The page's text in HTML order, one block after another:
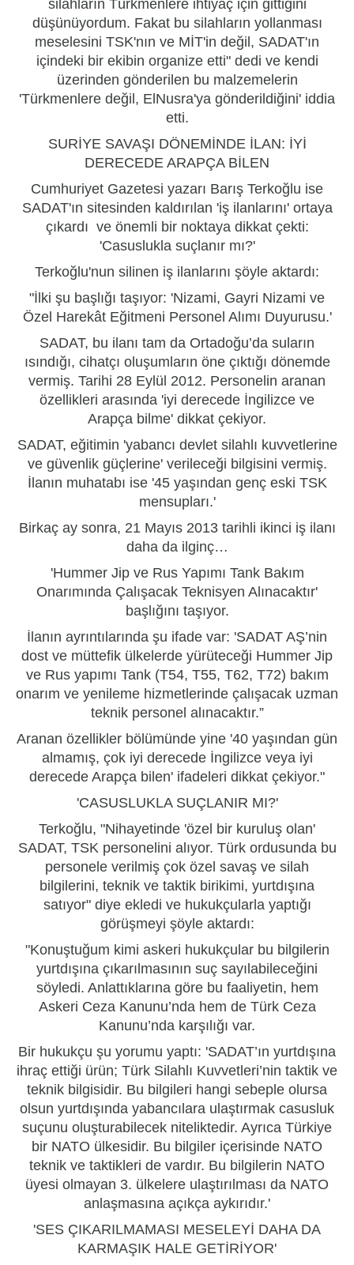
silahların Türkmenlere ihtiyaç için gittiğini
düşünüyordum. Fakat bu silahların yollanması
meselesini TSK'nın ve MİT'in değil, SADAT'ın
içindeki bir ekibin organize etti" dedi ve kendi
üzerinden gönderilen bu malzemelerin
'Türkmenlere değil, ElNusra'ya gönderildiğini' iddia
etti.
SURİYE SAVAŞI DÖNEMİNDE İLAN: İYİ
DERECEDE ARAPÇA BİLEN
Cumhuriyet Gazetesi yazarı Barış Terkoğlu ise
SADAT'ın sitesinden kaldırılan 'iş ilanlarını' ortaya
çıkardı ve önemli bir noktaya dikkat çekti:
'Casuslukla suçlanır mı?'
Terkoğlu'nun silinen iş ilanlarını şöyle aktardı:
"İlki şu başlığı taşıyor: 'Nizami, Gayri Nizami ve
Özel Harekât Eğitmeni Personel Alımı Duyurusu.'
SADAT, bu ilanı tam da Ortadoğu’da suların
ısındığı, cihatçı oluşumların öne çıktığı dönemde
vermiş. Tarihi 28 Eylül 2012. Personelin aranan
özellikleri arasında 'iyi derecede İngilizce ve
Arapça bilme' dikkat çekiyor.
SADAT, eğitimin 'yabancı devlet silahlı kuvvetlerine
ve güvenlik güçlerine' verileceği bilgisini vermiş.
İlanın muhatabı ise '45 yaşından genç eski TSK
mensupları.'
Birkaç ay sonra, 21 Mayıs 2013 tarihli ikinci iş ilanı
daha da ilginç…
'Hummer Jip ve Rus Yapımı Tank Bakım
Onarımında Çalışacak Teknisyen Alınacaktır'
başlığını taşıyor.
İlanın ayrıntılarında şu ifade var: 'SADAT AŞ’nin
dost ve müttefik ülkelerde yürüteceği Hummer Jip
ve Rus yapımı Tank (T54, T55, T62, T72) bakım
onarım ve yenileme hizmetlerinde çalışacak uzman
teknik personel alınacaktır.”
Aranan özellikler bölümünde yine '40 yaşından gün
almamış, çok iyi derecede İngilizce veya iyi
derecede Arapça bilen' ifadeleri dikkat çekiyor."
'CASUSLUKLA SUÇLANIR MI?'
Terkoğlu, "Nihayetinde 'özel bir kuruluş olan'
SADAT, TSK personelini alıyor. Türk ordusunda bu
personele verilmiş çok özel savaş ve silah
bilgilerini, teknik ve taktik birikimi, yurtdışına
satıyor" diye ekledi ve hukukçularla yaptığı
görüşmeyi şöyle aktardı:
"Konuştuğum kimi askeri hukukçular bu bilgilerin
yurtdışına çıkarılmasının suç sayılabileceğini
söyledi. Anlattıklarına göre bu faaliyetin, hem
Askeri Ceza Kanunu’nda hem de Türk Ceza
Kanunu’nda karşılığı var.
Bir hukukçu şu yorumu yaptı: 'SADAT’ın yurtdışına
ihraç ettiği ürün; Türk Silahlı Kuvvetleri’nin taktik ve
teknik bilgisidir. Bu bilgileri hangi sebeple olursa
olsun yurtdışında yabancılara ulaştırmak casusluk
suçunu oluşturabilecek niteliktedir. Ayrıca Türkiye
bir NATO ülkesidir. Bu bilgiler içerisinde NATO
teknik ve taktikleri de vardır. Bu bilgilerin NATO
üyesi olmayan 3. ülkelere ulaştırılması da NATO
anlaşmasına açıkça aykırıdır.'
'SES ÇIKARILMAMASI MESELEYİ DAHA DA
KARMAŞIK HALE GETİRİYOR'